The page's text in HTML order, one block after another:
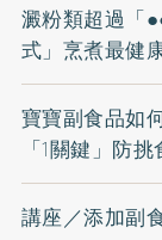
澱粉類超過「
式」烹煮最健
寶寶副食品如
「1關鍵」防挑
講座／添加副